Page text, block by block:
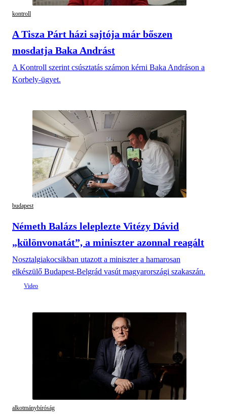
kontroll
A Tisza Párt házi sajtója már bőszen
mosdatja Baka Andrást
A Kontroll szerint csúsztatás számon kérni Baka Andráson a
Korbely-ügyet.
budapest
Németh Balázs leleplezte Vitézy Dávid
„különvonatát”, a miniszter azonnal reagált
Nosztalgiakocsikban utazott a miniszter a hamarosan
elkészülő Budapest-Belgrád vasút magyarországi szakaszán.
alkotmánybíróság